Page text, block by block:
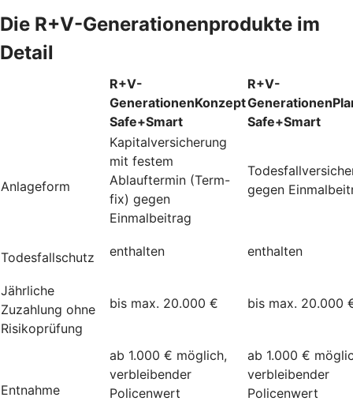
Die R+V-Generationenprodukte im
Detail
R+V-
GenerationenKonzept
Safe+Smart
R+V-
Safe+Smart
Anlageform
Kapitalversicherung
mit festem
Ablauftermin (Term-
fix) gegen
Einmalbeitrag
gegen
Todesfallschutz enthalten enthalten
Jährliche
Zuzahlung ohne
Risikoprüfung
bis max. 20.000 € bis max. 20.000
Entnahme
ab 1.000 € möglich,
verbleibender
Policenwert
ab 1.000 €
verbleibender
Policenwert